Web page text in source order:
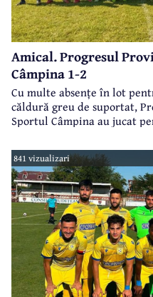
Amical. Progresul
Câmpina 1-2
Cu multe absențe în lot
căldură greu de suportat,
Sportul Câmpina au jucat
841 vizualizari